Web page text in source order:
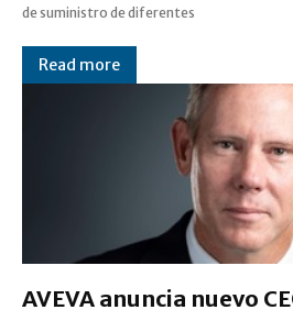
de suministro de diferentes
Read more
AVEVA anuncia nuevo